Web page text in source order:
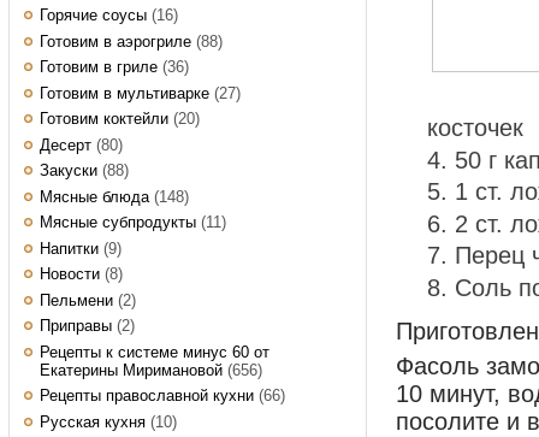
Горячие соусы (16)
Готовим в аэрогриле (88)
Готовим в гриле (36)
Готовим в мультиварке (27)
Готовим коктейли (20)
Десерт (80)
Закуски (88)
Мясные блюда (148)
Мясные субпродукты (11)
Напитки (9)
Новости (8)
Пельмени (2)
Приправы (2)
Рецепты к системе минус 60 от
Екатерины Миримановой (656)
Рецепты православной кухни (66)
Русская кухня (10)
косточек
50 г
1 ст.
2 ст.
Перец
Соль
Фасоль
10 минут,
посолите и